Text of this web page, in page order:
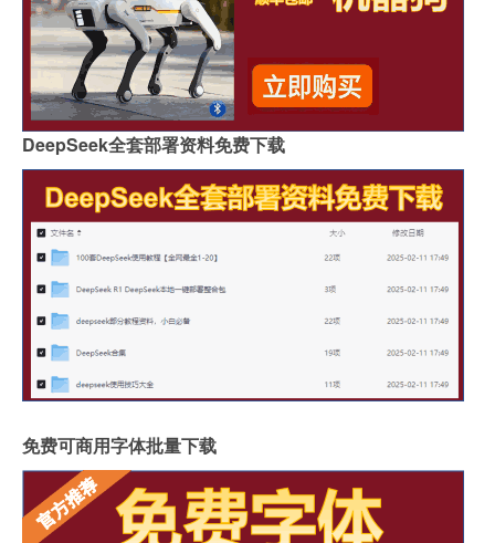
DeepSeek全套部署资料免费下载
免费可商用字体批量下载